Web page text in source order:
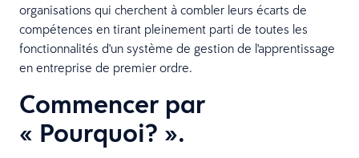
organisations qui cherchent à combler leurs écarts de
compétences en tirant pleinement parti de toutes les
fonctionnalités d'un système de gestion de l'apprentissage
en entreprise de premier ordre.
Commencer par
« Pourquoi? ».